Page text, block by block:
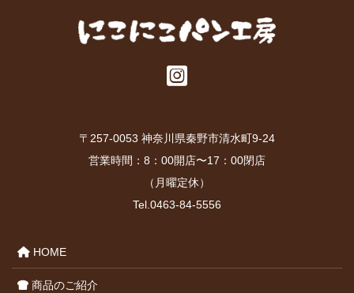
ア
イ
ク
〒257-0053 神奈川県秦野市清水町9-24
営業時間：8：00開店〜17：00閉店
（月曜定休）
Tel.0463-84-5556
HOME
商品のご紹介